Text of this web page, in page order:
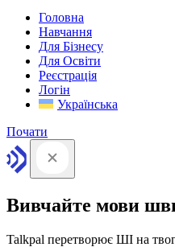
Головна
Навчання
Для Бізнесу
Для Освіти
Реєстрація
Логін
Українська
Почати
Вивчайте мови
Talkpal перетворює ШІ на